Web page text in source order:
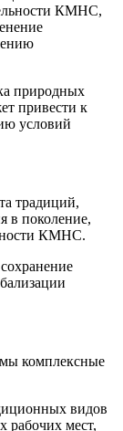
КМНС,
природных
привести к
условий
традиций,
в поколение,
КМНС.
комплексные
видов
рабочих мест,